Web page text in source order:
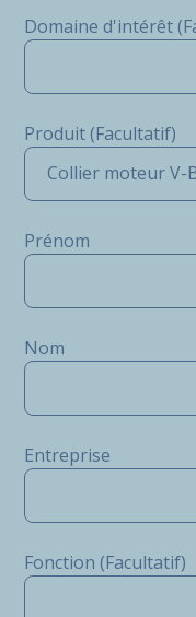
Domaine d'intérêt
Produit (Facultatif)
Collier moteur V-
Prénom
Nom
Entreprise
Fonction (Facultatif)